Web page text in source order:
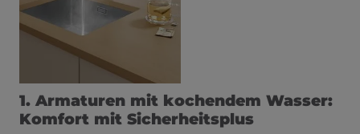
1. Armaturen mit kochendem Wasser:
Komfort mit Sicherheitsplus